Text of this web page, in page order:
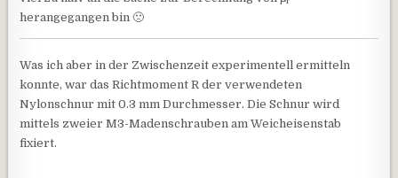
herangegangen bin 🙁
Was ich aber in der Zwischenzeit experimentell ermitteln
konnte, war das Richtmoment R der verwendeten
Nylonschnur mit 0.3 mm Durchmesser. Die Schnur wird
mittels zweier M3-Madenschrauben am Weicheisenstab
fixiert.